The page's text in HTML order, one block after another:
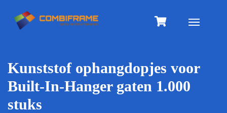
naar
Toggle
Kunststof ophangdopjes voor
Built-In-Hanger gaten 1.000
stuks